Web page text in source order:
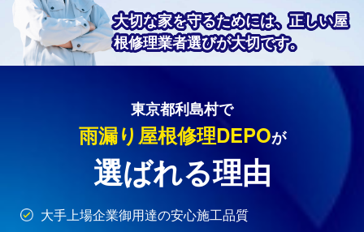
大切な家を守るためには、正しい屋
根修理業者選びが大切です。
東京都利島村で
雨漏り屋根修理DEPOが
選ばれる理由
大手上場企業御用達の安心施工品質